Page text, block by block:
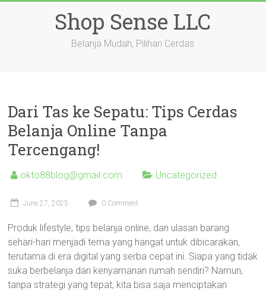
Shop Sense LLC
Belanja Mudah, Pilihan Cerdas
Dari Tas ke Sepatu: Tips Cerdas
Belanja Online Tanpa
Tercengang!
okto88blog@gmail.com Uncategorized
June 27, 2025 0 Comment
Produk lifestyle, tips belanja online, dan ulasan barang
sehari-hari menjadi tema yang hangat untuk dibicarakan,
terutama di era digital yang serba cepat ini. Siapa yang tidak
suka berbelanja dari kenyamanan rumah sendiri? Namun,
tanpa strategi yang tepat, kita bisa saja menciptakan